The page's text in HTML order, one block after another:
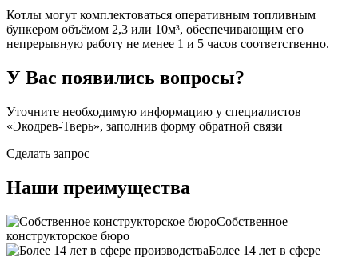
Котлы могут комплектоваться оперативным топливным
бункером объёмом 2,3 или 10м³, обеспечивающим его
непрерывную работу не менее 1 и 5 часов соответственно.
У Вас появились вопросы?
Уточните необходимую информацию у специалистов
«Экодрев-Тверь», заполнив форму обратной связи
Сделать запрос
Наши преимущества
Собственное
конструкторское бюро
Более 14 лет в сфере